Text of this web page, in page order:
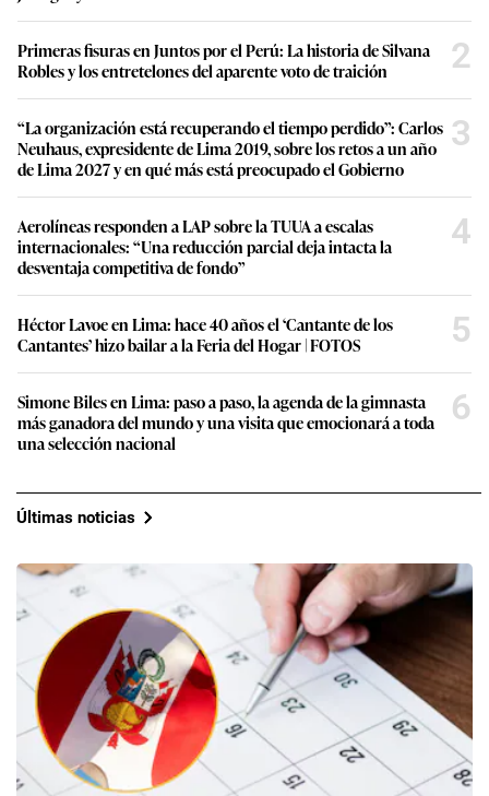
Primeras fisuras en Juntos por el Perú: La historia de Silvana
Robles y los entretelones del aparente voto de traición
2
“La organización está recuperando el tiempo perdido”: Carlos
Neuhaus, expresidente de Lima 2019, sobre los retos a un año
de Lima 2027 y en qué más está preocupado el Gobierno
3
Aerolíneas responden a LAP sobre la TUUA a escalas
internacionales: “Una reducción parcial deja intacta la
desventaja competitiva de fondo”
4
Héctor Lavoe en Lima: hace 40 años el ‘Cantante de los
Cantantes’ hizo bailar a la Feria del Hogar | FOTOS
5
Simone Biles en Lima: paso a paso, la agenda de la gimnasta
más ganadora del mundo y una visita que emocionará a toda
una selección nacional
6
Últimas noticias